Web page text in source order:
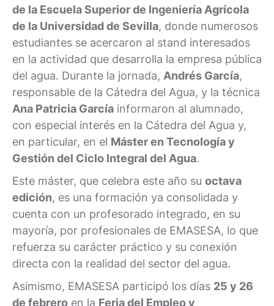
de la Escuela Superior de Ingeniería Agrícola
de la Universidad de Sevilla, donde numerosos
estudiantes se acercaron al stand interesados
en la actividad que desarrolla la empresa pública
del agua. Durante la jornada, Andrés García,
responsable de la Cátedra del Agua, y la técnica
Ana Patricia García informaron al alumnado,
con especial interés en la Cátedra del Agua y,
en particular, en el Máster en Tecnología y
Gestión del Ciclo Integral del Agua.
Este máster, que celebra este año su octava
edición, es una formación ya consolidada y
cuenta con un profesorado integrado, en su
mayoría, por profesionales de EMASESA, lo que
refuerza su carácter práctico y su conexión
directa con la realidad del sector del agua.
Asimismo, EMASESA participó los días 25 y 26
de febrero en la Feria del Empleo y